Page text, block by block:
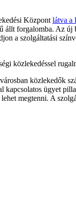
Központ látva a
állt forgalomba. Az
a szolgáltatási
közlekedéssel
közlekedők
ügyet
megtenni. A